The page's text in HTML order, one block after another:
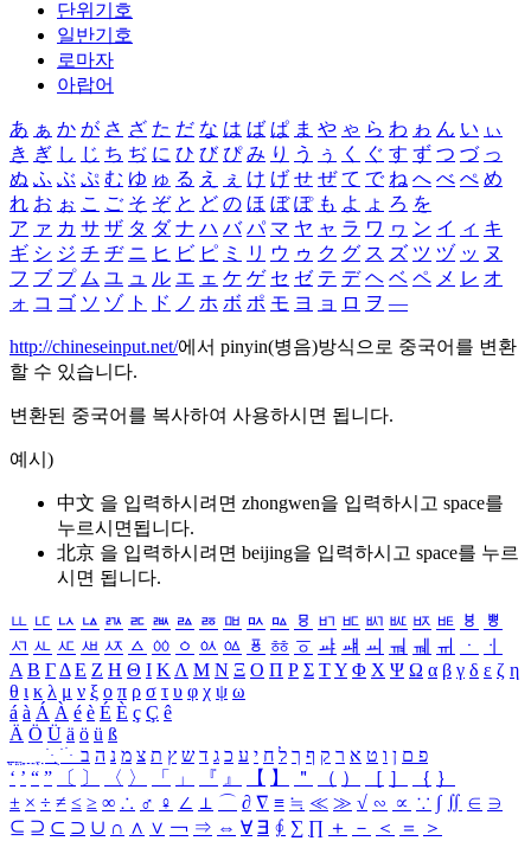
단위기호
일반기호
로마자
아랍어
あ ぁ か が さ ざ た だ な は ば ぱ ま や ゃ ら わ ゎ ん い ぃ
き ぎ し じ ち ぢ に ひ び ぴ み り う ぅ く ぐ す ず つ づ っ
ぬ ふ ぶ ぷ む ゆ ゅ る え ぇ け げ せ ぜ て で ね へ べ ぺ め
れ お ぉ こ ご そ ぞ と ど の ほ ぼ ぽ も よ ょ ろ を
ア ァ カ サ ザ タ ダ ナ ハ バ パ マ ヤ ャ ラ ワ ヮ ン イ ィ キ
ギ シ ジ チ ヂ ニ ヒ ビ ピ ミ リ ウ ゥ ク グ ス ズ ツ ヅ ッ ヌ
フ ブ プ ム ユ ュ ル エ ェ ケ ゲ セ ゼ テ デ ヘ ベ ペ メ レ オ
ォ コ ゴ ソ ゾ ト ド ノ ホ ボ ポ モ ヨ ョ ロ ヲ ―
http://chineseinput.net/에서 pinyin(병음)방식으로 중국어를 변환
할 수 있습니다.
변환된 중국어를 복사하여 사용하시면 됩니다.
예시)
中文 을 입력하시려면 zhongwen을 입력하시고 space를
누르시면됩니다.
北京 을 입력하시려면 beijing을 입력하시고 space를 누르
시면 됩니다.
ㅥ ㅦ ㅧ ㅨ ㅩ ㅪ ㅫ ㅬ ㅭ ㅮ ㅯ ㅰ ㅱ ㅲ ㅳ ㅴ ㅵ ㅶ ㅷ ㅸ
ㅹ
ㅺ ㅻ ㅼ ㅽ ㅾ ㅿ ㆀ ㆁ ㆂ ㆃ ㆄ ㆅ ㆆ ㆇ ㆈ ㆉ ㆊ ㆋ ㆌ ㆍ
ㆎ
Α Β ΓΔ Ε Ζ Η Θ Ι ΚΛ Μ Ν Ξ Ο Π Ρ Σ ΤΥ Φ Χ Ψ Ω α β γ δ ε ζ η
θ ι κ λ μ ν ξ ο π ρ σ τ υ φ χ ψ ω
á à Á À é è É È ç Ç ê
Ä Ö Ü ä ö ü ß
ִֶֹ ֻּ ׁׂ פ ם ן ו ט א ר ק ף ך ל ח י ע כ ג ד ש ץ ת צ מ נ ה ב
‘ ’ “ ” 〔 〕 〈 〉 「 」 『 』 【 】 ＂ （ ） ［ ］ ｛ ｝
± × ÷ ≠ ≤ ≥ ∞ ∴ ♂ ♀ ∠ ⊥ ⌒ ∂ ∇ ≡ ≒ ≪ ≫ √ ∽ ∝ ∵ ∫ ∬ ∈ ∋
⊆ ⊇ ⊂ ⊃ ∪ ∩ ∧ ∨ ￢ ⇒ ⇔ ∀ ∃ ∮ ∑ ∏ ＋ － ＜ ＝
＞